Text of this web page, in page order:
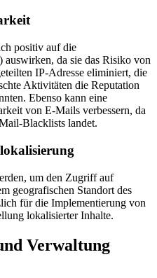
positiv auf die
) auswirken, da sie das Risiko von
IP-Adresse eliminiert, die
Aktivitäten die Reputation
Ebenso kann eine
von E-Mails verbessern, da
Blacklists landet.
um den Zugriff auf
geografischen Standort des
für die Implementierung von
lokalisierter Inhalte.
Verwaltung